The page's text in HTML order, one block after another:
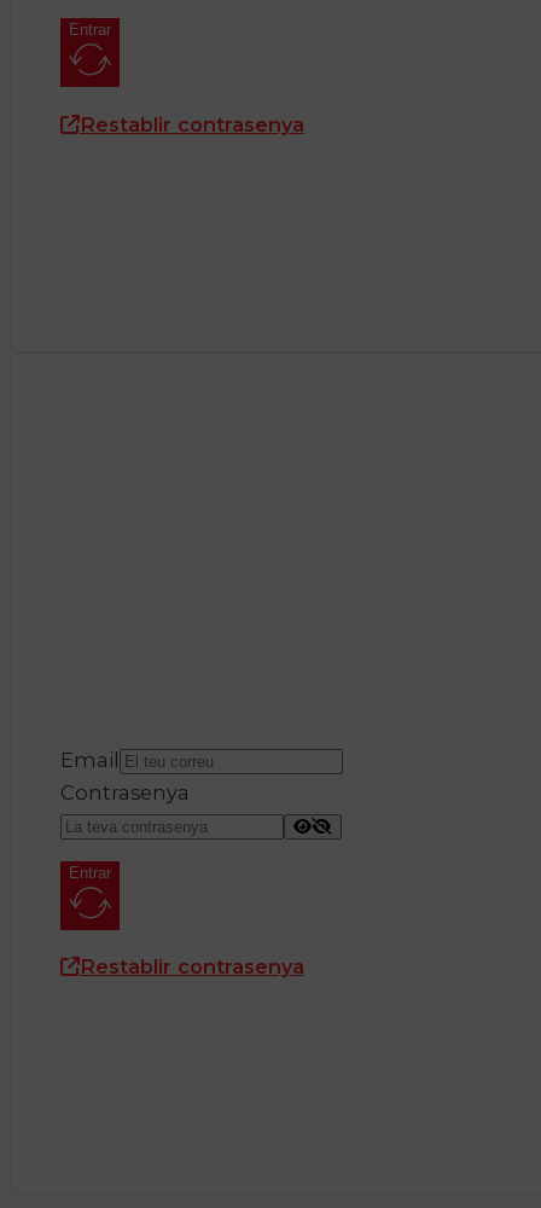
Entrar
Restablir contrasenya
Email
Contrasenya
Entrar
Restablir contrasenya